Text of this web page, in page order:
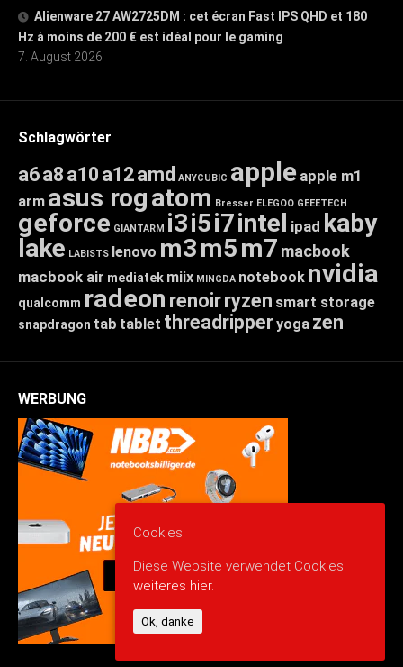
Alienware 27 AW2725DM : cet écran Fast IPS QHD et 180
Hz à moins de 200 € est idéal pour le gaming
7. August 2026
Schlagwörter
a6a8 a10 a12amd ANYCUBIC apple apple m1
arm asus rogatom Bresser ELEGOO GEEETECH
geforce GIANTARM i3i5i7intel ipad kaby
lake LABISTS lenovo m3m5m7 macbook
macbook air mediatek miix MINGDA notebook nvidia
qualcomm radeon renoirryzen smart storage
snapdragon tab tablet threadripperyoga zen
WERBUNG
Cookies
Diese Website verwendet Cookies:
weiteres hier.
Ok, danke